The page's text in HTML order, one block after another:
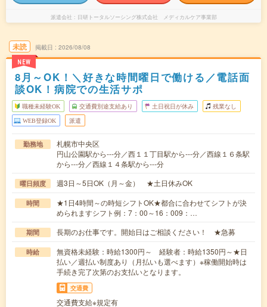
派遣会社 日研トータルソーシング株式会社 メディカルケア事業部
未読
NEW
掲載日 2026/08/08
8月～OK！＼好きな時間曜日で働ける／電話面
談OK！病院での生活サポ
職種未経験OK 交通費別途支給あり 土日祝日が休み 残業なし
WEB登録OK 派遣
勤務地
札幌市中央区
円山公園駅から---分／西１１丁目駅から---分／西線１６条駅
から---分／西線１４条駅から---分
曜日頻度 週3日～5日OK（月～金） ★土日休みOK
時間
★1日4時間～の時短シフトOK★都合に合わせてシフトが決
められますシフト例：7：00～16：009：…
期間 長期のお仕事です。開始日はご相談ください！ ★急募
時給
無資格未経験：時給1300円～ 経験者：時給1350円～★日
払い／週払い制度あり（月払いも選べます）※稼働開始時は
手続き完了次第のお支払いとなります。
交通費
交通費支給※規定有